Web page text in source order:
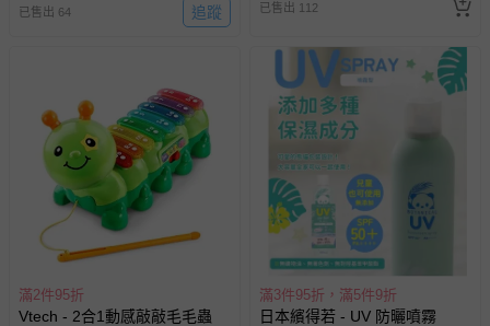
已售出 64 追蹤
名陪伴成人)
已售出 112
滿2件95折
Vtech - 2合1動感敲敲毛毛蟲
滿3件95折，滿5件9折
日本繽得若 - UV 防曬噴霧